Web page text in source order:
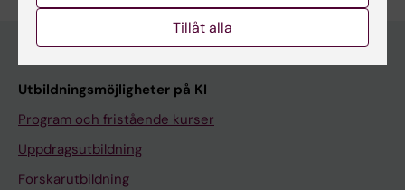
Utbildningsmöjligheter på KI
Program och fristående kurser
Uppdragsutbildning
Forskarutbildning
Tillåt alla